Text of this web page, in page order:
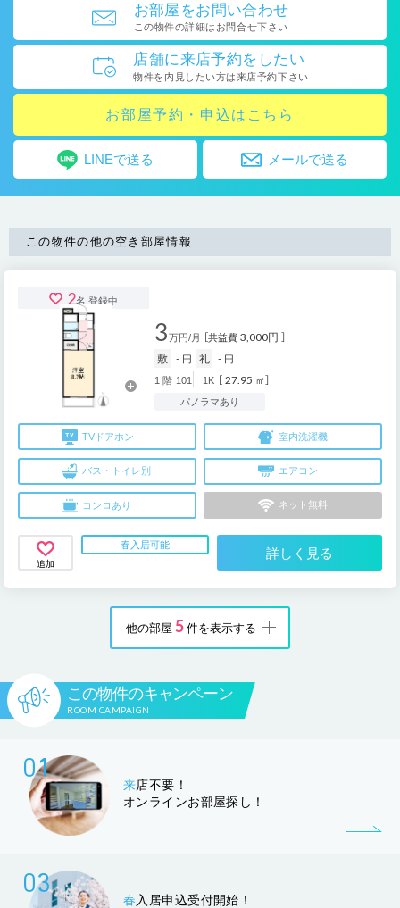
お部屋をお問い合わせ
この物件の詳細はお問合せ下さい
店舗に来店予約をしたい
物件を内見したい方は来店予約下さい
お部屋予約・申込はこちら
LINEで送る メールで送る
この物件の他の空き部屋情報
2名 登録中
3万円/月 ［共益費 3,000円
敷 - 円 礼 - 円
1 階 101 1K 27.95 ㎡］
パノラマあり
TV ドアホン 室内洗濯機
バス・ トイレ別 エアコン
コンロ あり ネット 無料
追加
春入居可能
詳しく見る
他の部屋 5 件を表示する
この物件のキャンペーン
ROOM CAMPAIGN
01
来店不要！
オンラインお部屋探し！
03
春 入居申込受付開始！